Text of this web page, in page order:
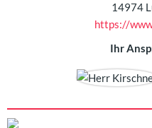
14974
https://
Ihr